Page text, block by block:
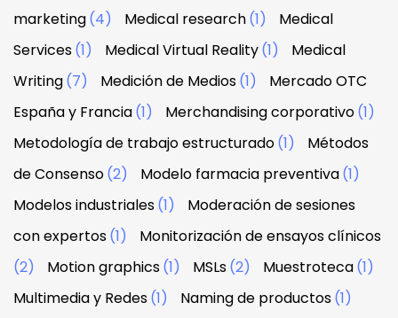
marketing(4) Medical research(1)
Medical
Services(1) Medical Virtual Reality(1)
Medical
Writing(7) Medición de Medios(1)
Mercado OTC
España y Francia(1) Merchandising corporativo(1)
Metodología de trabajo estructurado(1)
Métodos
de Consenso(2) Modelo farmacia preventiva(1)
Modelos industriales(1)
Moderación de sesiones
con expertos(1)
Monitorización de ensayos clínicos
(2)
Motion graphics(1) MSLs(2) Muestroteca(1)
Multimedia y Redes(1) Naming de productos(1)